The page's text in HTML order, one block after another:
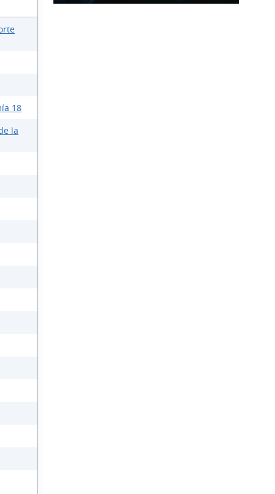
18
la